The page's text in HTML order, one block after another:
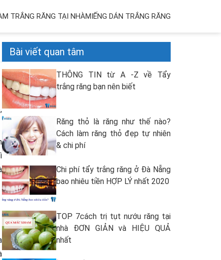
TRẮNG RĂNG TẠI NHÀMIẾNG DÁN TRẮNG RĂNG
Bài viết quan tâm
THÔNG TIN từ A -Z về Tẩy
trắng răng bạn nên biết
Răng thỏ là răng như thế nào?
Cách làm răng thỏ đẹp tự nhiên
& chi phí
Chi phí tẩy trắng răng ở Đà Nẵng
bao nhiêu tiền HỢP LÝ nhất 2020
TOP 7cách trị tụt nướu răng tại
nhà ĐƠN GIẢN và HIỆU QUẢ
nhất